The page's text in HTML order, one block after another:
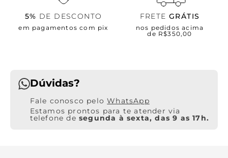
5% DE DESCONTO
em pagamentos com pix
FRETE GRÁTIS
nos pedidos acima
de R$350,00
Dúvidas?
WhatsApp
Estamos prontos para te atender via
telefone de segunda à sexta, das 9 as 17h.